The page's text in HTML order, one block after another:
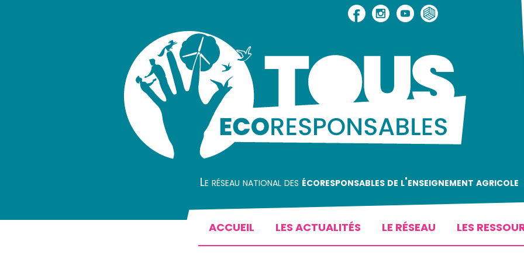
Le réseau national des écoresponsables de l'enseignement agricole
ACCUEIL LES ACTUALITÉS LE RÉSEAU LES